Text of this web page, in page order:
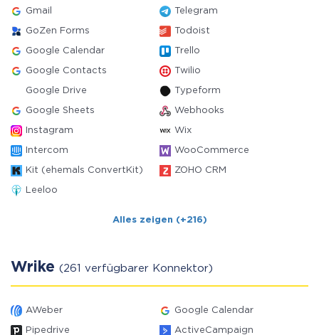
Gmail Telegram
GoZen Forms Todoist
Google Calendar Trello
Google Contacts Twilio
Google Drive Typeform
Google Sheets Webhooks
Instagram Wix
Intercom WooCommerce
Kit (ehemals ConvertKit) ZOHO CRM
Leeloo
Alles zeigen (+216)
Wrike (261 verfügbarer Konnektor)
AWeber Google Calendar
Pipedrive ActiveCampaign